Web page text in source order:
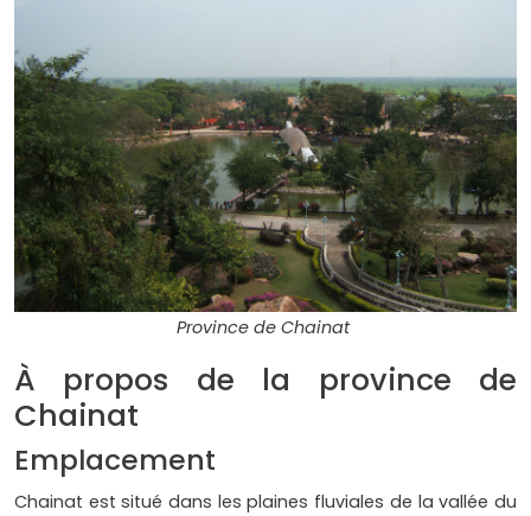
Province de Chainat
À propos de la province de
Chainat
Emplacement
Chainat est situé dans les plaines fluviales de la vallée du